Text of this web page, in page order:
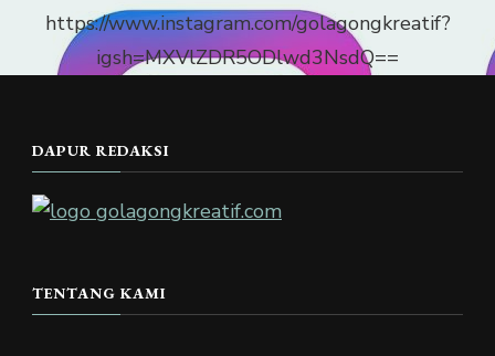
https://www.instagram.com/golagongkreatif?
igsh=MXVlZDR5ODlwd3NsdQ==
DAPUR REDAKSI
TENTANG KAMI